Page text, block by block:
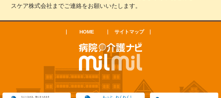
スケア株式会社までご連絡をお願いいたします。
HOME サイトマップ